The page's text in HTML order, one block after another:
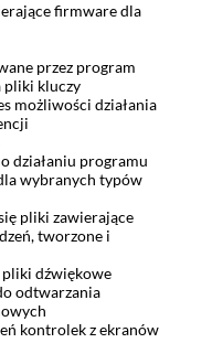
firmware dla
przez program
pliki kluczy
możliwości działania
działaniu programu
wybranych typów
pliki zawierające
tworzone i
pliki dźwiękowe
odtwarzania
kontrolek z ekranów